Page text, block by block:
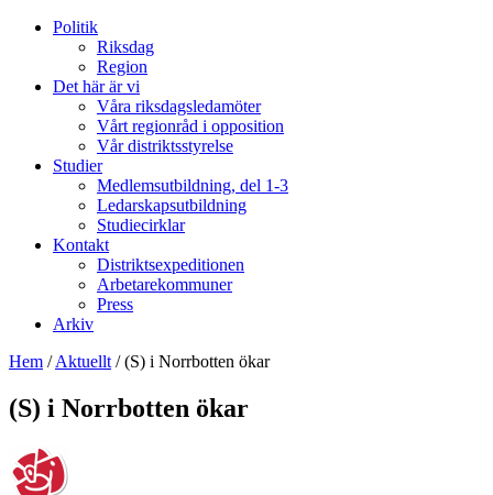
Politik
Riksdag
Region
Det här är vi
Våra riksdagsledamöter
Vårt regionråd i opposition
Vår distriktsstyrelse
Studier
Medlemsutbildning, del 1-3
Ledarskapsutbildning
Studiecirklar
Kontakt
Distriktsexpeditionen
Arbetarekommuner
Press
Arkiv
Hem /Aktuellt /(S) i Norrbotten ökar
(S) i Norrbotten ökar